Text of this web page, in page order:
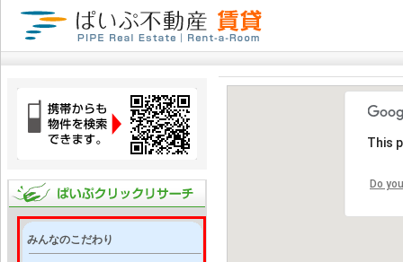
みんなのこだわり
This
Do